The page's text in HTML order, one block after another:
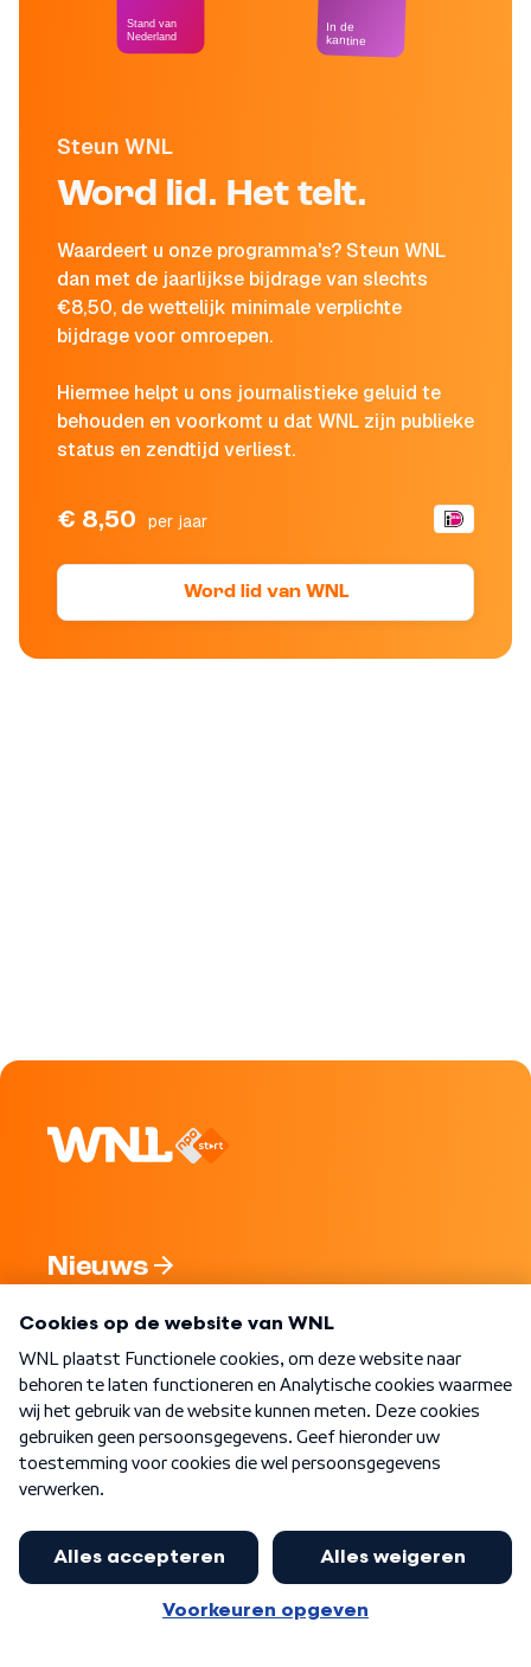
Steun WNL
Word lid. Het telt.
Waardeert u onze programma's? Steun WNL
dan met de jaarlijkse bijdrage van slechts
€8,50, de wettelijk minimale verplichte
bijdrage voor omroepen.
Hiermee helpt u ons journalistieke geluid te
behouden en voorkomt u dat WNL zijn publieke
status en zendtijd verliest.
€ 8,50 per jaar
Word lid van WNL
Stand van
Nederland
In de
kantine
Nieuws
Nieuwsbrief
Word Lid